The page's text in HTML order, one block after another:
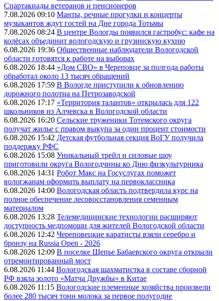
Спартакиады ветеранов и пенсионеров
7.08.2026 09:10 Манты, речные прогулки и концерты
музыкантов ждут гостей на Дне города Тотьмы
7.08.2026 08:24 В центре Вологды появился гастробус: кафе на
колёсах объединит вологодскую и грузинскую кухню
6.08.2026 19:36 Общественные наблюдатели Вологодской
области готовятся к работе на выборах
6.08.2026 18:44 «Дом СВО» в Череповце за полгода работы
обработал около 13 тысяч обращений
6.08.2026 17:59 В Вологде приступили к обновлению
дорожного полотна на Петрозаводской
6.08.2026 17:17 «Территория талантов» открылась для 122
школьников из Алчевска в Вологодской области
6.08.2026 16:20 Сельские труженики Тотемского округа
получат жилье с правом выкупа за один процент стоимости
6.08.2026 15:42 Детская футбольная секция ВоГУ получила
поддержку РФС
6.08.2026 15:08 Уникальный трейл и силовые шоу
приготовили округа Вологодчины ко Дню физкультурника
6.08.2026 14:31 Робот Макс на Госуслугах поможет
вологжанам оформить выплату на первоклассника
6.08.2026 14:00 Вологодская область подтвердила курс на
полное обеспечение лесовосстановления семенным
материалом
6.08.2026 13:28 Телемедицинские технологии расширяют
доступность медпомощи для жителей Вологодской области
6.08.2026 12:42 Череповецкие каратисты взяли серебро и
бронзу на Russia Open - 2026
6.08.2026 12:09 В поселке Щепье Бабаевского округа открыли
отремонтированный мост
6.08.2026 11:44 Вологодская шахматистка в составе сборной
РФ взяла золото «Матча Дружбы» в Китае
6.08.2026 11:15 Вологодские племенные хозяйства произвели
более 280 тысяч тонн молока за первое полугодие